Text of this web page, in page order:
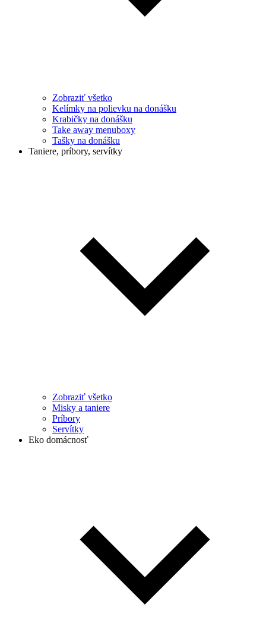
Zobraziť všetko
Kelímky na polievku na donášku
Krabičky na donášku
Take away menuboxy
Tašky na donášku
Taniere, príbory, servítky
Zobraziť všetko
Misky a taniere
Príbory
Servítky
Eko domácnosť